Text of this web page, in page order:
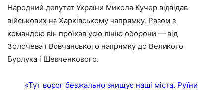
Народний депутат України Микола Кучер відвідав
військових на Харківському напрямку. Разом з
командою він проїхав усю лінію оборони — від
Золочева і Вовчанського напрямку до Великого
Бурлука і Шевченкового.
«Тут ворог безжально знищує наші міста. Руїни